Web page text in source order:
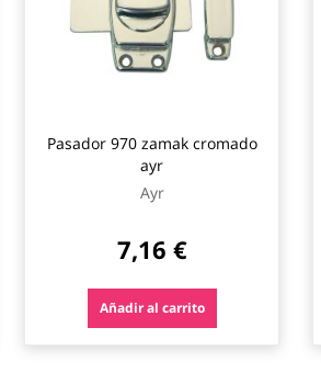
Pasador 970 zamak cromado
ayr
Ayr
7,16 €
Añadir al carrito